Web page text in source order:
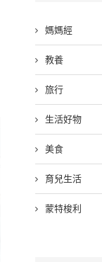
媽媽經
教養
旅行
生活好物
美食
育兒生活
蒙特梭利